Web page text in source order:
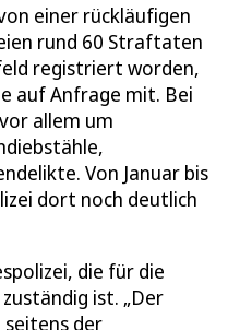
einer rückläufigen
rund 60 Straftaten
registriert worden,
auf Anfrage mit. Bei
allem um
Von Januar bis
dort noch deutlich
die für die
ist. „Der
der